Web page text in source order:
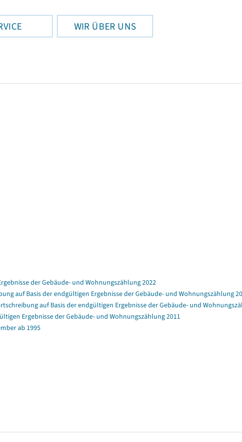
WIR ÜBER UNS
der Gebäude- und Wohnungszählung 2022
auf Basis der endgültigen Ergebnisse der Gebäude- und Wohnungszählung
auf Basis der endgültigen Ergebnisse der Gebäude- und
Ergebnisse der Gebäude- und Wohnungszählung 2011
ab 1995